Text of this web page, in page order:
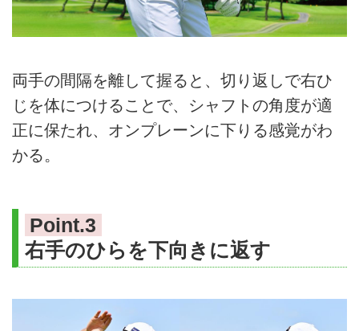
両手の間隔を離して握ると、切り返しで右ひ
じを体につけることで、シャフトの角度が適
正に保たれ、オンプレーンに下りる感覚がわ
かる。
Point.3
右手のひらを下向きに返す